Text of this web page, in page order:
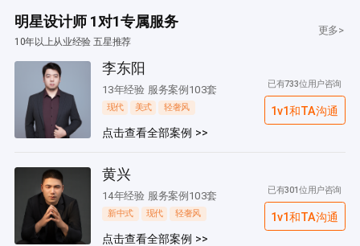
明星设计师 1对1专属服务
10年以上从业经验 五星推荐
更多>
李东阳
13年经验 服务案例103套
现代 美式 轻奢风
点击查看全部案例 >>
已有733位用户咨询
1v1和TA沟通
黄兴
14年经验 服务案例103套
新中式 现代 轻奢风
点击查看全部案例 >>
已有301位用户咨询
1v1和TA沟通